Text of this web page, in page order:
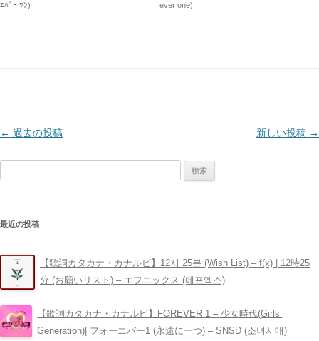
ｴﾊﾞｰ ﾜﾝ)
ever one)
投
シ
ン
← 過去の投稿 新しい投稿 →
最近の投稿
【歌詞カタカナ・カナルビ】12시 25분 (Wish List) – ​f(x) | 12時25
分 (お願いリスト) – エフエックス (에프엑스)
【歌詞カタカナ・カナルビ】FOREVER 1 – 少女時代(Girls’
Generation)| フォーエバー1 (永遠に一つ) – SNSD (소녀시대)